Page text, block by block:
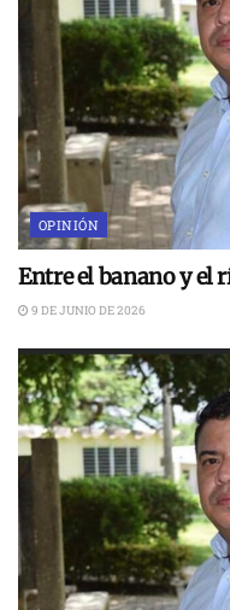
OPINIÓN
Entre el banano y el
9 DE JUNIO DE 2026